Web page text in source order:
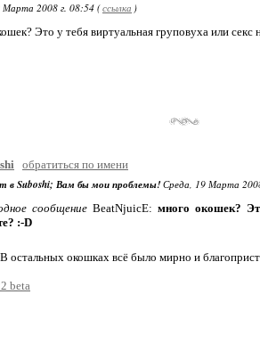
Марта 2008 г. 08:54 (ссылка )
Это у тебя виртуальная груповуха или секс
обратиться по имени
в Suboshi; Вам бы мои проблемы! Среда, 19 Марта
сообщение BeatNjuicE: много окошек?
:-D
остальных окошках всё было мирно и
beta